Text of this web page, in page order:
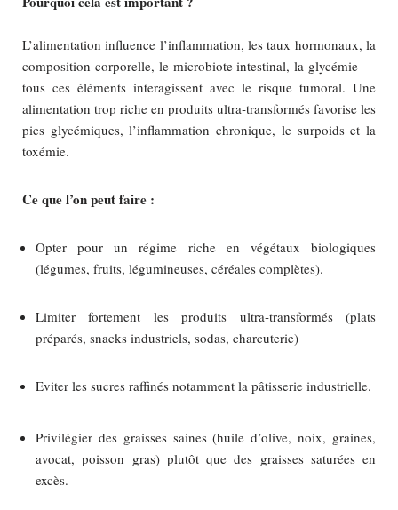
L’alimentation influence l’inflammation, les taux hormonaux, la
composition corporelle, le microbiote intestinal, la glycémie —
tous ces éléments interagissent avec le risque tumoral. Une
alimentation trop riche en produits ultra‑transformés favorise les
pics glycémiques, l’inflammation chronique, le surpoids et la
toxémie.
Ce que l’on peut faire :
Opter pour un régime riche en végétaux biologiques
(légumes, fruits, légumineuses, céréales complètes).
Limiter fortement les produits ultra‑transformés (plats
préparés, snacks industriels, sodas, charcuterie)
Eviter les sucres raffinés notamment la pâtisserie industrielle.
Privilégier des graisses saines (huile d’olive, noix, graines,
avocat, poisson gras) plutôt que des graisses saturées en
excès.